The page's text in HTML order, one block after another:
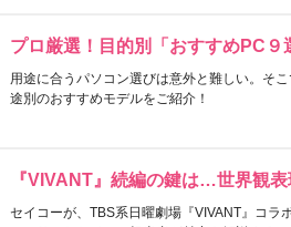
プロ厳選！目的別「おすすめPC９
用途に合うパソコン選びは意外と難しい。そ
途別のおすすめモデルをご紹介！
『VIVANT』続編の鍵は…世界観
セイコーが、TBS系日曜劇場『VIVANT』コラ